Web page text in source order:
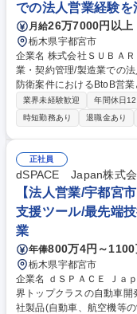
での法人営業経験
月給26万7000円以上
栃木県宇都宮市
企業名 株式会社ＳＵＢＡＲＵ 求人名 【航空宇宙】防衛装備品の
業・契約管理/製造業での法人営業経験を
防衛案件におけるBtoB営
対応から見積作成、契約
係部門との調整を一貫して行います。 (1) 契約実務
件の整理、仕様・数量・
衝、文書管理 (2) 顧客対応
次受け、整理、社内関係部
ト】輸送機、哨戒機、無人
状況を調整し、QCDの最
す。 募集職種 【航空宇宙】防衛装備品のBtoB営業・契約管理/製造業での
法人営業経験を活かす
業界未経験歓迎 年間休日
時短勤務あり
退職金あり
正社員
dSPACE Japan株式
【法人営業/宇都宮
支援ツール/最先端
業
年俸800万4円～1100
栃木県宇都宮市
企業名 ｄＳＰＡＣＥ Ｊａｐａｎ株式会社 求人
界トップクラスの自動車開発支援
社製品(自動車、航空機等